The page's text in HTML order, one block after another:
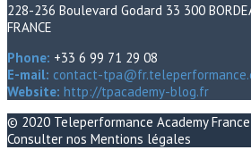
228-236 Boulevard Godard 33 300
FRANCE
Phone: +33 6 99 71 29 08
E-mail: contact-
Website: http://tpacademy-blog.fr
© 2020 Teleperformance Academy France
Consulter nos Mentions légales